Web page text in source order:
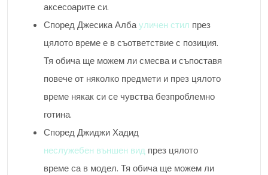
аксесоарите си.
Според Джесика Албауличен стил през
цялото време е в съответствие с позиция.
Тя обича ще можем ли смесва и съпоставя
повече от няколко предмети и през цялото
време някак си се чувства безпроблемно
готина.
Според Джиджи Хадид
неслужебен външен вид през цялото
време са в модел. Тя обича ще можем ли